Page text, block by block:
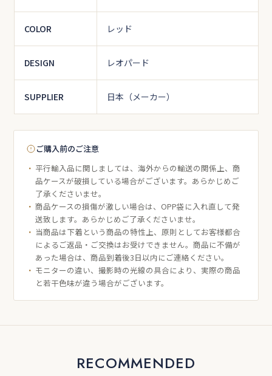
COLOR レッド
DESIGN レオパード
SUPPLIER 日本（メーカー）
ご購入前のご注意
平行輸入品に関しましては、海外からの輸送の関係上、商
品ケースが破損している場合がございます。あらかじめご
了承くださいませ。
商品ケースの損傷が激しい場合は、OPP袋に入れ直して発
送致します。あらかじめご了承くださいませ。
当商品は下着という商品の特性上、原則としてお客様都合
によるご返品・ご交換はお受けできません。商品に不備が
あった場合は、商品到着後3日以内にご連絡ください。
モニターの違い、撮影時の光線の具合により、実際の商品
と若干色味が違う場合がございます。
RECOMMENDED